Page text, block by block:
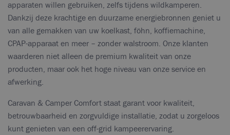
apparaten willen gebruiken, zelfs tijdens wildkamperen.
Dankzij deze krachtige en duurzame energiebronnen geniet u
van alle gemakken van uw koelkast, föhn, koffiemachine,
CPAP-apparaat en meer – zonder walstroom. Onze klanten
waarderen niet alleen de premium kwaliteit van onze
producten, maar ook het hoge niveau van onze service en
afwerking.
Caravan & Camper Comfort staat garant voor kwaliteit,
betrouwbaarheid en zorgvuldige installatie, zodat u zorgeloos
kunt genieten van een off-grid kampeerervaring.